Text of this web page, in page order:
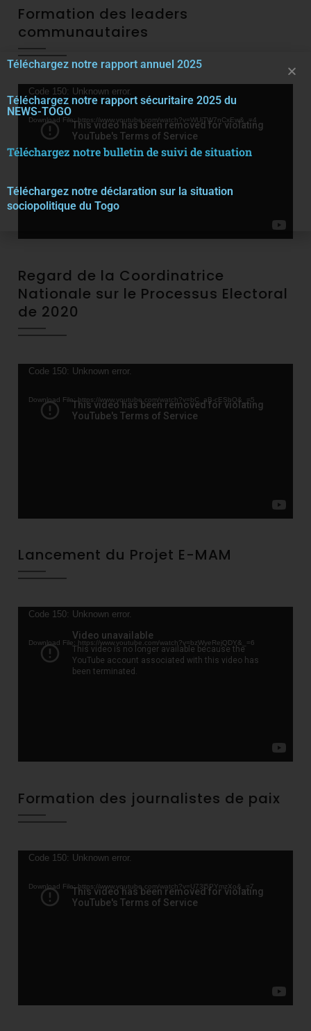
Formation des leaders
communautaires
Video
Player
Code 150: Unknown error.
Download File: https://www.youtube.com/watch?v=WUjTW7nCxEw&_=4
Regard de la Coordinatrice
Nationale sur le Processus Electoral
de 2020
Video
Code 150: Unknown error.
Download File: https://www.youtube.com/watch?v=bC_aB-cESbQ&_=5
Lancement du Projet E-MAM
Video
Code 150: Unknown error.
Download File: https://www.youtube.com/watch?v=bzWyeRejQDY&_=6
Formation des journalistes de paix
Video
Code 150: Unknown error.
Download File: https://www.youtube.com/watch?v=U73l5PYmzXo&_=7
Téléchargez notre rapport annuel 2025
Téléchargez notre rapport sécuritaire 2025 du
NEWS-TOGO
Téléchargez notre bulletin de suivi de situation
Téléchargez notre déclaration sur la situation
sociopolitique du Togo